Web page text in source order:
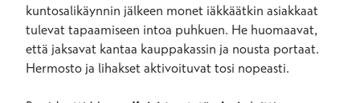
kuntosalikäynnin jälkeen monet iäkkäätkin asiakkaat
tulevat tapaamiseen intoa puhkuen. He huomaavat,
että jaksavat kantaa kauppakassin ja nousta portaat.
Hermosto ja lihakset aktivoituvat tosi nopeasti.